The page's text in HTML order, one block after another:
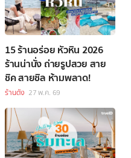
15 ร้านอร่อย หัวหิน 2026
ร้านน่านั่ง ถ่ายรูปสวย สาย
ชิค สายชิล ห้ามพลาด!
ร้านดัง 27 พ.ค. 69